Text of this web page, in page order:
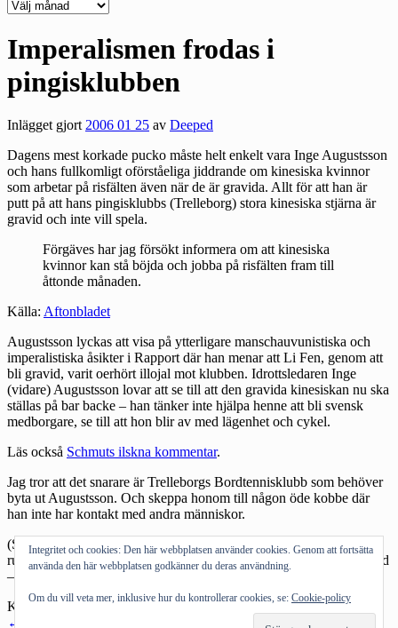
Deepedition
Imperalismen frodas i
pingisklubben
Inlägget gjort2006 01 25 av Deeped
Dagens mest korkade pucko måste helt enkelt vara Inge Augustsson
och hans fullkomligt oförståeliga jiddrande om kinesiska kvinnor
som arbetar på risfälten även när de är gravida. Allt för att han är
putt på att hans pingisklubbs (Trelleborg) stora kinesiska stjärna är
gravid och inte vill spela.
Förgäves har jag försökt informera om att kinesiska
kvinnor kan stå böjda och jobba på risfälten fram till
åttonde månaden.
Källa: Aftonbladet
Augustsson lyckas att visa på ytterligare manschauvunistiska och
imperalistiska åsikter i Rapport där han menar att Li Fen, genom att
bli gravid, varit oerhört illojal mot klubben. Idrottsledaren Inge
(vidare) Augustsson lovar att se till att den gravida kinesiskan nu ska
ställas på bar backe – han tänker inte hjälpa henne att bli svensk
medborgare, se till att hon blir av med lägenhet och cykel.
Läs också Schmuts ilskna kommentar.
Jag tror att det snarare är Trelleborgs Bordtennisklubb som behöver
byta ut Augustsson. Och skeppa honom till någon öde kobbe där
han inte har kontakt med andra människor.
(Sen har redigerarna på Aftonbladet lyckats att få till en riktigt usel
rubbe:”Sparkas – för att hon inte vill spela gravid”
. Spela gravid
– är det att vara skengravid?)
Kategorier:Allmänt tyckande
←
Integritet och cookies: Den här webbplatsen använder cookies. Genom att fortsätta
använda den här webbplatsen godkänner du deras användning.
Om du vill veta mer, inklusive hur du kontrollerar cookies, se: Cookie-policy